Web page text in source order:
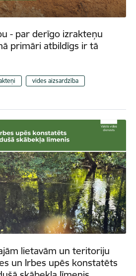
- par derīgo izrakteņu
primāri atbildīgs ir tā
vides aizsardzība
lietavām un teritoriju
un Irbes upēs konstatēts